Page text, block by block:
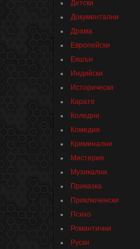
Детски
Документални
Драма
Европейски
Екшън
Индийски
Исторически
Карате
Коледни
Комедия
Криминални
Мистерия
Музикални
Приказка
Приключенски
Психо
Романтични
Руски